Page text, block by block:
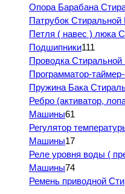
Опора Барабана
Патрубок
Петля ( навес ) люка
Подшипники111
Проводка
Программатор-
Пружина Бака
Ребро (активатор,
Машины61
Регулятор
Машины17
Реле уровня воды (
Машины74
Ремень приводной